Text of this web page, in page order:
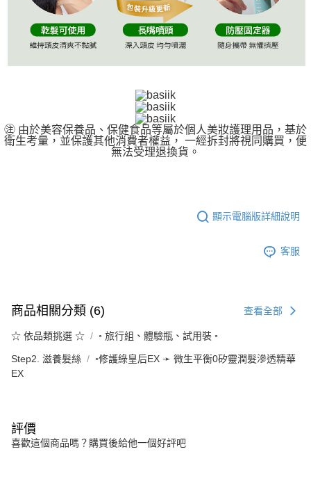
㊟ 由於美容保養品、保健食品等屬於個人美妝護理用品，基於
衛生考量，並保護其他消費者權益， 一經拆封將視同購買，便
無法受理退換貨。
顯示電腦版詳細說明
客服
商品相關分類 (6) 查看全部
☆ 依品類挑選 ☆ ◦ 旅行組、體驗瓶、試用裝 ◦
Step2. 滋養髮絲
◦修護綠皇后EX ➛ 微生平衡0矽靈潤髮滲透精華
EX
評價
喜歡這個商品嗎？購買後給他一個好評吧